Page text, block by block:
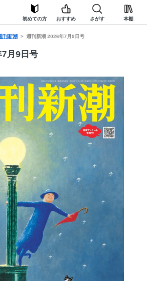
初めての方 おすすめ さがす 本棚
刊新潮 週刊新潮 2026年7月9日号
月9日号